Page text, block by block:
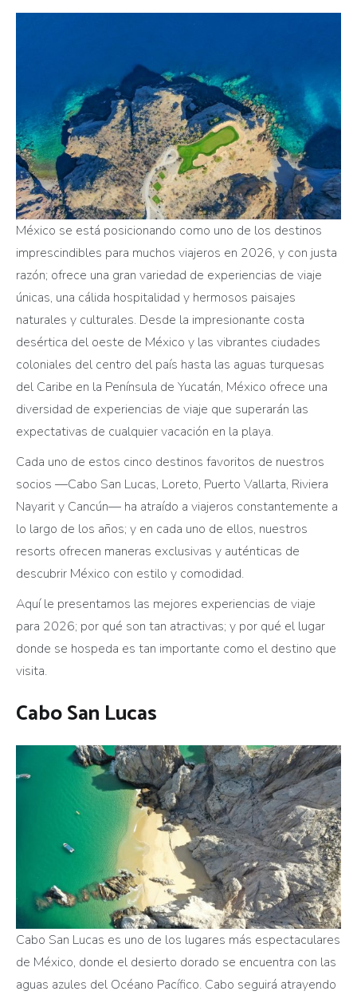
México se está posicionando como uno de los destinos
imprescindibles para muchos viajeros en 2026, y con justa
razón; ofrece una gran variedad de experiencias de viaje
únicas, una cálida hospitalidad y hermosos paisajes
naturales y culturales. Desde la impresionante costa
desértica del oeste de México y las vibrantes ciudades
coloniales del centro del país hasta las aguas turquesas
del Caribe en la Península de Yucatán, México ofrece una
diversidad de experiencias de viaje que superarán las
expectativas de cualquier vacación en la playa.
Cada uno de estos cinco destinos favoritos de nuestros
socios —Cabo San Lucas, Loreto, Puerto Vallarta, Riviera
Nayarit y Cancún— ha atraído a viajeros constantemente a
lo largo de los años; y en cada uno de ellos, nuestros
resorts ofrecen maneras exclusivas y auténticas de
descubrir México con estilo y comodidad.
Aquí le presentamos las mejores experiencias de viaje
para 2026; por qué son tan atractivas; y por qué el lugar
donde se hospeda es tan importante como el destino que
visita.
Cabo San Lucas
Cabo San Lucas es uno de los lugares más espectaculares
de México, donde el desierto dorado se encuentra con las
aguas azules del Océano Pacífico. Cabo seguirá atrayendo